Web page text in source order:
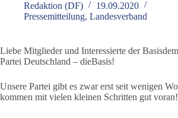
Redaktion (DF)
19.09.2020
Pressemitteilung, Landesverband
Liebe Mitglieder und Interessierte der
Partei Deutschland – dieBasis!
Unsere Partei gibt es zwar erst seit wenigen
kommen mit vielen kleinen Schritten gut voran!